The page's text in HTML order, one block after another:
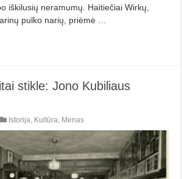
iškilusių neramumų. Haitiečiai Wirkų,
pulko narių, priėmė …
stikle: Jono Kubiliaus
Istorija Kultūra Menas